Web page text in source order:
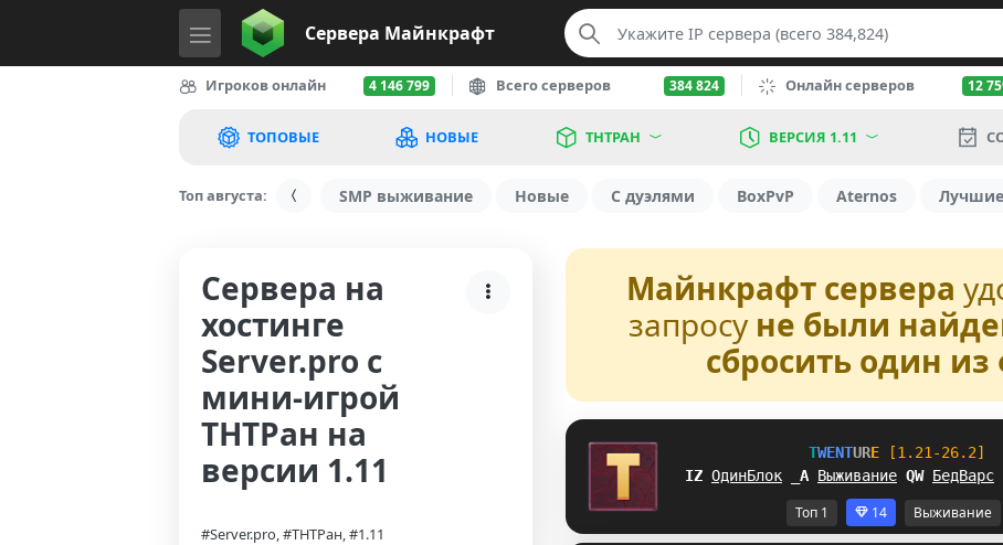
Сервера Майнкрафт
Игроков онлайн 4 146 799 Всего серверов 384 824 Онлайн серверов 12
ТОПОВЫЕ НОВЫЕ ТНТРАН ВЕРСИЯ 1.11
Топ августа: SMP выживание Новые С дуэлями BoxPvP Aternos Лучшие
Сервера на
хостинге
Server.pro с
мини-игрой
ТНТРан на
версии 1.11
#Server.pro, #ТНТРан, #1.11
Майнкрафт сервера
запросу не были
сбросить один
TWENTURE
[1.21-26.2]
R[ ОдинБлок G Выживание RV БедВарс
Топ 1 14 Выживание